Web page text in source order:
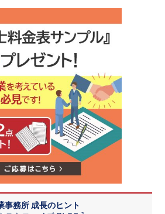
事務所 成長のヒント